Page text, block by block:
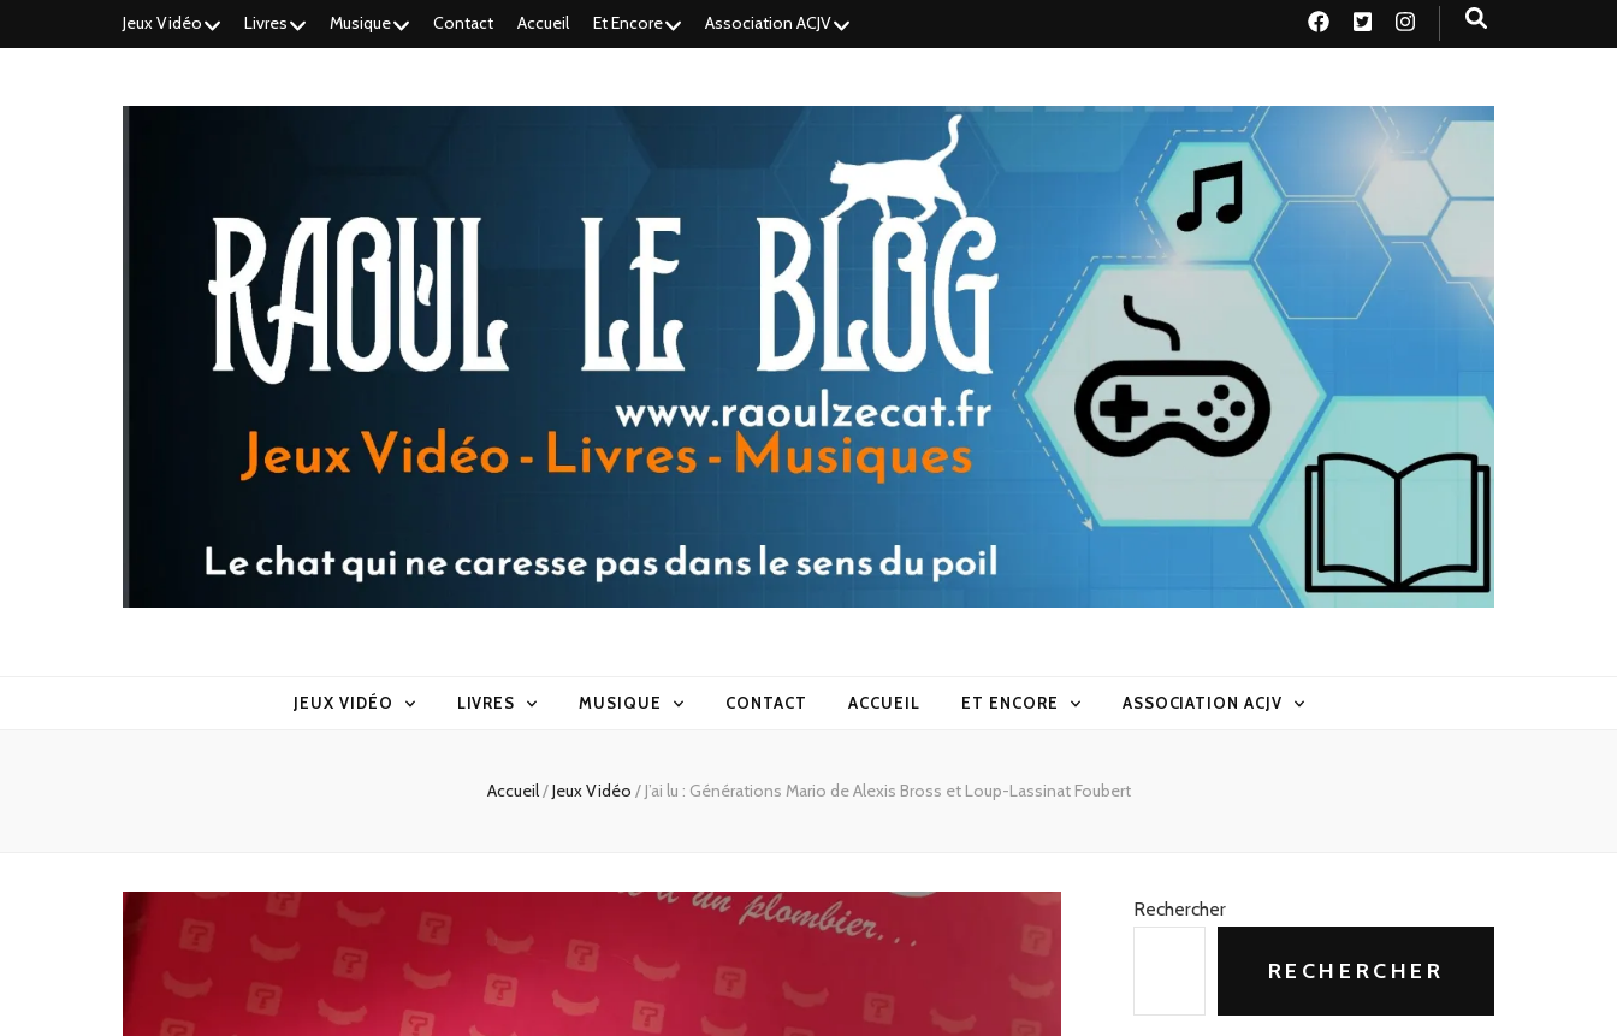
Jeux Vidéo Livres Musique Contact Accueil Et Encore Association ACJV
Raoul le blog
JEUX VIDÉO LIVRES MUSIQUE CONTACT ACCUEIL ET ENCORE ASSOCIATION ACJV
Accueil/Jeux Vidéo /J’ai lu : Générations Mario de Alexis Bross et Loup-Lassinat Foubert
Rechercher
RECHERCHER